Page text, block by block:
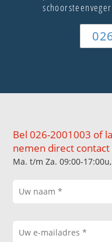
Bel 026-2001003 of
nemen direct
Ma. t/m Za. 09:00-